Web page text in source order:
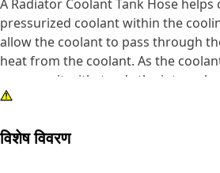
A Radiator Coolant Tank Hose
pressurized coolant within the
allow the coolant to pass through
heat from the coolant. As the
pressure it withstands the internal
leaks and ensure efficient coolant
Attributes:
विशेष विवरण